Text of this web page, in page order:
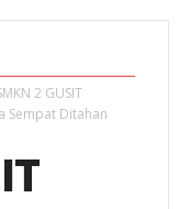
2 GUSIT
Sempat Ditahan